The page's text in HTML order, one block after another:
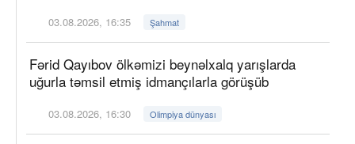
03.08.2026, 16:35 Şahmat
Fərid Qayıbov ölkəmizi beynəlxalq yarışlarda
uğurla təmsil etmiş idmançılarla görüşüb
03.08.2026, 16:30 Olimpiya dünyası